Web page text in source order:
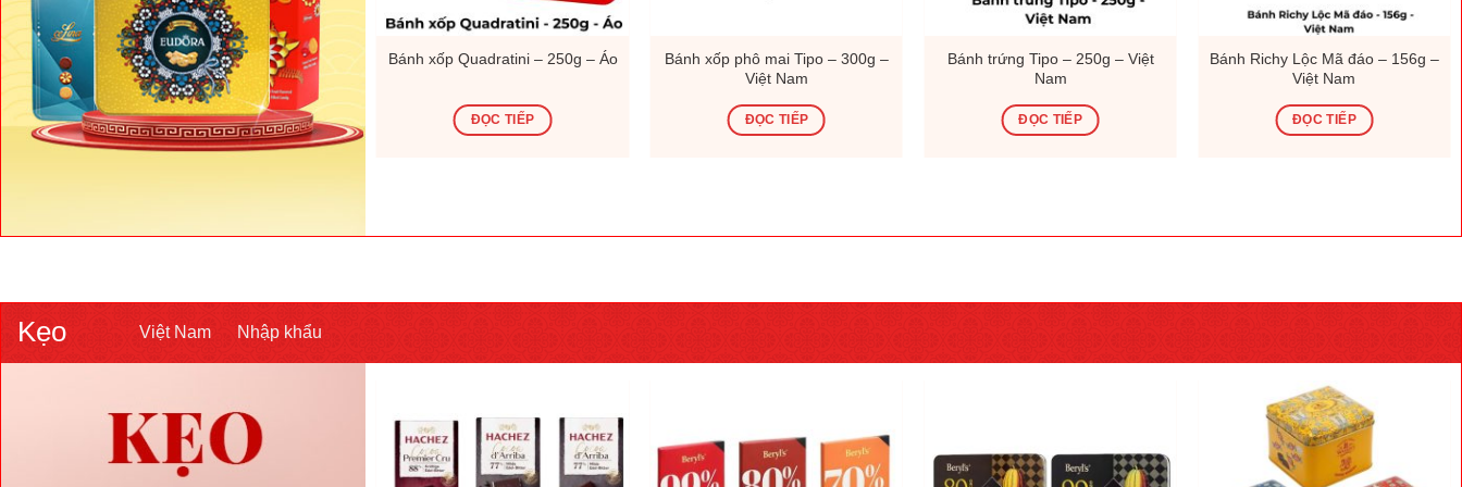
Bánh xốp Quadratini – 250g – Áo
ĐỌC TIẾP
Bánh xốp phô mai Tipo – 300g –
Việt Nam
ĐỌC TIẾP
Bánh trứng Tipo – 250g – Việt
Nam
ĐỌC TIẾP
Bánh Richy Lộc Mã đáo – 156g –
Việt Nam
ĐỌC TIẾP
Nam
Mứt tết Hữu Nghị – 200g – Việt
Nam
ĐỌC TIẾP
Kẹo Việt Nam Nhập khẩu